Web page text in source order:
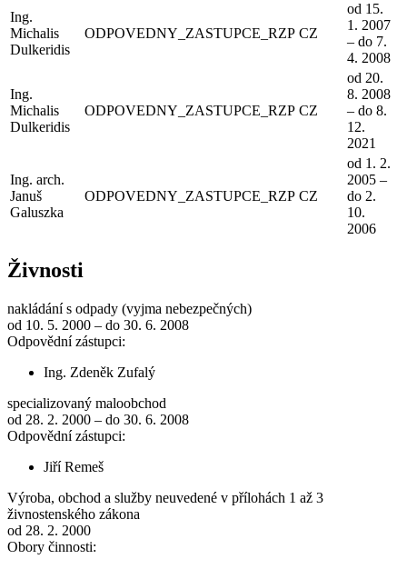
Ing.
Michalis
Dulkeridis
ODPOVEDNY_ZASTUPCE_RZP CZ
od 15.
1. 2007
– do 7.
4. 2008
Ing.
Michalis
Dulkeridis
ODPOVEDNY_ZASTUPCE_RZP CZ
od 20.
8. 2008
– do 8.
12.
2021
Ing. arch.
Januš
Galuszka
ODPOVEDNY_ZASTUPCE_RZP CZ
od 1. 2.
2005 –
do 2.
10.
2006
Živnosti
nakládání s odpady (vyjma nebezpečných)
od 10. 5. 2000 – do 30. 6. 2008
Odpovědní zástupci:
Ing. Zdeněk Zufalý
specializovaný maloobchod
od 28. 2. 2000 – do 30. 6. 2008
Odpovědní zástupci:
Jiří Remeš
Výroba, obchod a služby neuvedené v přílohách 1 až 3
živnostenského zákona
od 28. 2. 2000
Obory činnosti: